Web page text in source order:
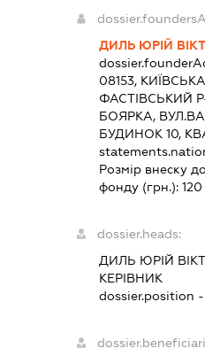
ДИЛЬ ЮРІЙ
08153,
ФАСТІВСЬКИЙ
БОЯРКА,
БУДИНОК 10,
Розмір внеску
фонду (грн.):
dossier.heads:
ДИЛЬ ЮРІЙ
КЕРІВНИК
dossier.position -